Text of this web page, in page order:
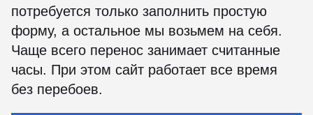
потребуется только заполнить простую
форму, а остальное мы возьмем на себя.
Чаще всего перенос занимает считанные
часы. При этом сайт работает все время
без перебоев.